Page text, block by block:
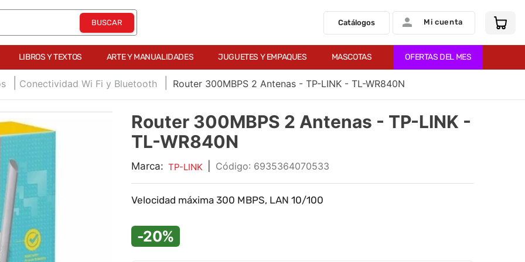
Catálogos Mi cuenta
LIBROS Y TEXTOS ARTE Y MANUALIDADES JUGUETES Y EMPAQUES MASCOTAS OFERTAS DEL MES
Conectividad Wi Fi y Bluetooth Router 300MBPS 2 Antenas - TP-LINK - TL-WR840N
Router 300MBPS 2 Antenas - TP-LINK -
TL-WR840N
Marca: TP-LINK : 6935364070533
Velocidad máxima 300 MBPS, LAN 10/100
-20%